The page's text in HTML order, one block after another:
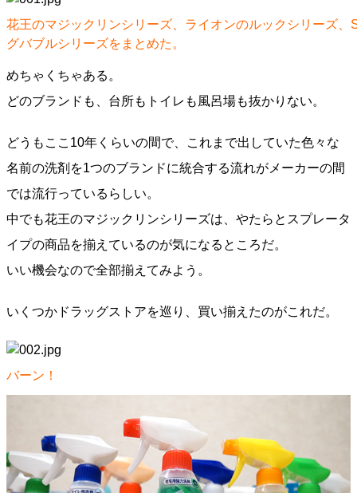
花王のマジックリンシリーズ、ライオンのルックシリーズ、
グバブルシリーズをまとめた。
めちゃくちゃある。
どのブランドも、台所もトイレも風呂場も抜かりない。
どうもここ10年くらいの間で、これまで出していた色々な
名前の洗剤を1つのブランドに統合する流れがメーカーの間
では流行っているらしい。
中でも花王のマジックリンシリーズは、やたらとスプレータ
イプの商品を揃えているのが気になるところだ。
いい機会なので全部揃えてみよう。
いくつかドラッグストアを巡り、買い揃えたのがこれだ。
バーン！